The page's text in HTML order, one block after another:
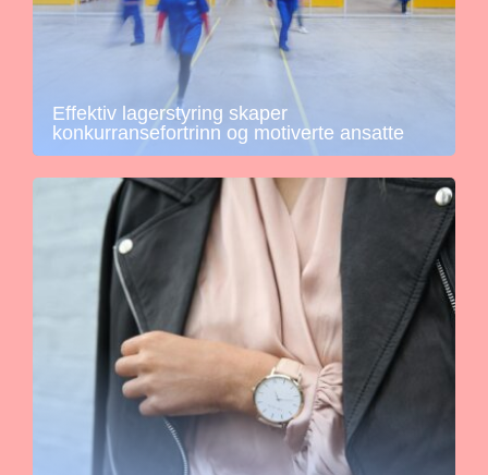
Effektiv lagerstyring skaper
konkurransefortrinn og motiverte ansatte